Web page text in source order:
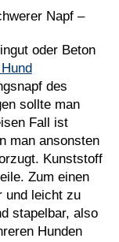
Napf –
oder Beton
des
sollte man
Fall ist
man ansonsten
Kunststoff
Zum einen
und leicht zu
stapelbar, also
Hunden